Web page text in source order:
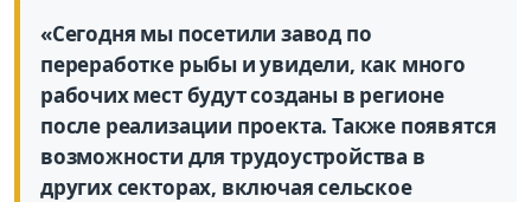
«Сегодня мы посетили завод по
переработке рыбы и увидели, как много
рабочих мест будут созданы в регионе
после реализации проекта. Также появятся
возможности для трудоустройства в
других секторах, включая сельское